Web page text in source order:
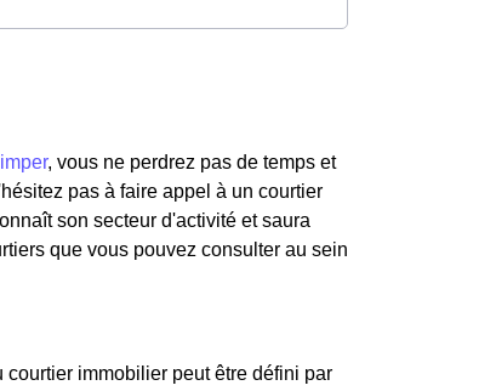
, vous ne perdrez pas de temps et
pas à faire appel à un courtier
son secteur d'activité et saura
que vous pouvez consulter au sein
immobilier peut être défini par